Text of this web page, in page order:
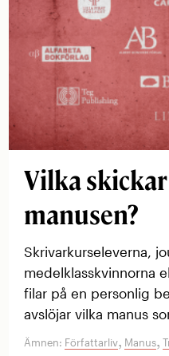
Vilka
manusen?
Skrivarkurseleverna,
medelklasskvinnorna
filar på en personlig
avslöjar vilka manus
Ämnen: Författarliv, Manus,